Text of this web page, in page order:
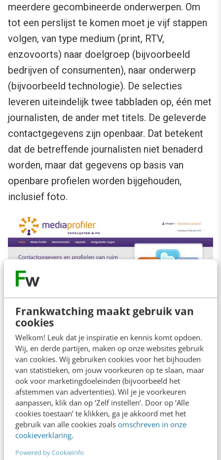
Frankwatching maakt gebruik van
cookies
Welkom! Leuk dat je inspiratie en kennis komt opdoen.
Wij, en derde partijen, maken op onze websites gebruik
van cookies. Wij gebruiken cookies voor het bijhouden
van statistieken, om jouw voorkeuren op te slaan, maar
ook voor marketingdoeleinden (bijvoorbeeld het
afstemmen van advertenties). Wil je je voorkeuren
aanpassen, klik dan op ‘Zelf instellen’. Door op ‘Alle
cookies toestaan’ te klikken, ga je akkoord met het
gebruik van alle cookies zoals omschreven in onze
cookieverklaring.
Powered by CookieInfo
meerdere gecombineerde onderwerpen. Om
tot een perslijst te komen moet je vijf stappen
volgen, van type medium (print, RTV,
enzovoorts) naar doelgroep (bijvoorbeeld
bedrijven of consumenten), naar onderwerp
(bijvoorbeeld technologie). De selecties
leveren uiteindelijk twee tabbladen op, één met
journalisten, de ander met titels. De geleverde
contactgegevens zijn openbaar. Dat betekent
dat de betreffende journalisten niet benaderd
worden, maar dat gegevens op basis van
openbare profielen worden bijgehouden,
inclusief foto.
De informatie die geleverd wordt, bestaat uit
veel tariefkaarten en weinig redactionele
informatie. Wat het wel biedt, zijn overzichten
van ‘specials’ en daarmee zijn ze de enige.